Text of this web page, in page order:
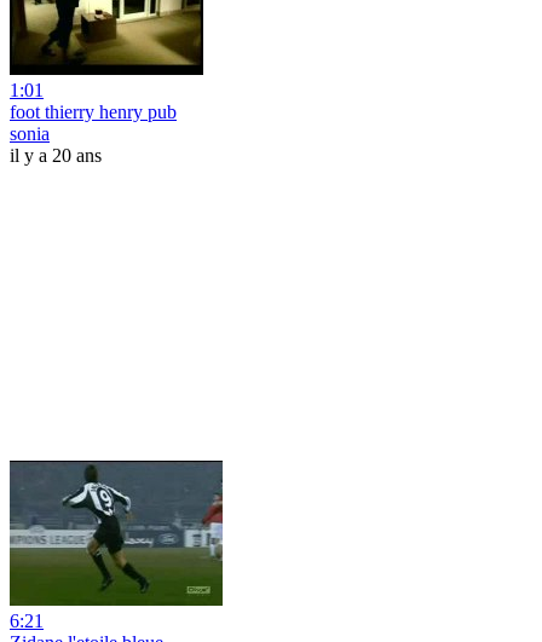
1:01
foot thierry henry pub
sonia
il y a 20 ans
6:21